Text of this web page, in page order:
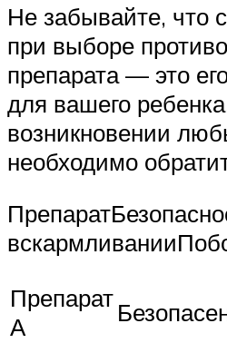
Не забывайте, что
при выборе
препарата — это
для вашего
возникновении
необходимо
Препарат
А